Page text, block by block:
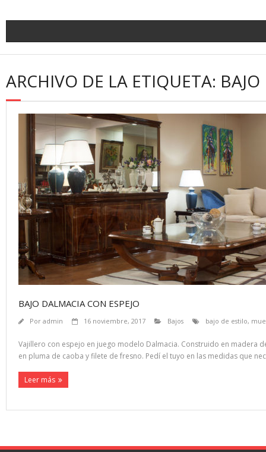
ARCHIVO DE LA ETIQUETA: BAJO
BAJO DALMACIA CON ESPEJO
Por admin 16 noviembre, 2017 Bajos bajo de estilo,
Vajillero con espejo en juego modelo Dalmacia. Construido en madera
en pluma de caoba y filete de fresno. Pedí el tuyo en las medidas que
Leer más